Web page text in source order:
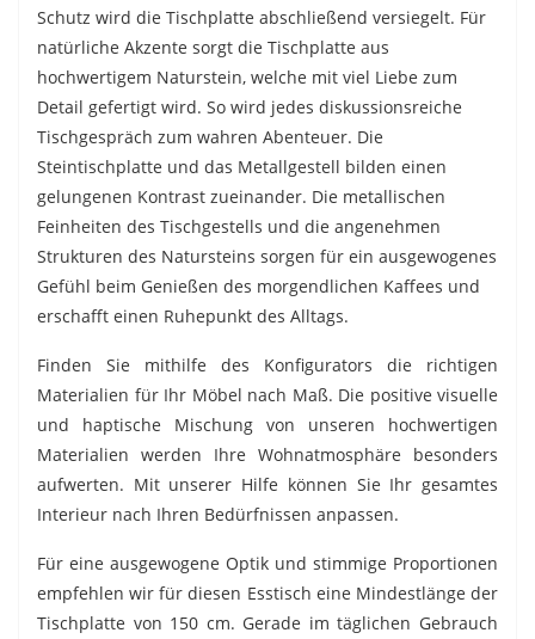
Schutz wird die Tischplatte abschließend versiegelt. Für
natürliche Akzente sorgt die Tischplatte aus
hochwertigem Naturstein, welche mit viel Liebe zum
Detail gefertigt wird. So wird jedes diskussionsreiche
Tischgespräch zum wahren Abenteuer. Die
Steintischplatte und das Metallgestell bilden einen
gelungenen Kontrast zueinander. Die metallischen
Feinheiten des Tischgestells und die angenehmen
Strukturen des Natursteins sorgen für ein ausgewogenes
Gefühl beim Genießen des morgendlichen Kaffees und
erschafft einen Ruhepunkt des Alltags.
Finden Sie mithilfe des Konfigurators die richtigen
Materialien für Ihr Möbel nach Maß. Die positive visuelle
und haptische Mischung von unseren hochwertigen
Materialien werden Ihre Wohnatmosphäre besonders
aufwerten. Mit unserer Hilfe können Sie Ihr gesamtes
Interieur nach Ihren Bedürfnissen anpassen.
Für eine ausgewogene Optik und stimmige Proportionen
empfehlen wir für diesen Esstisch eine Mindestlänge der
Tischplatte von 150 cm. Gerade im täglichen Gebrauch